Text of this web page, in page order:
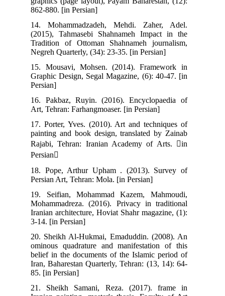
862-880. [in Persian]
14. Mohammadzadeh, Mehdi. Zaher, Adel.
(2015), Tahmasebi Shahnameh Impact in the
Tradition of Ottoman Shahnameh journalism,
Negreh Quarterly, (34): 23-35. [in Persian]
15. Mousavi, Mohsen. (2014). Framework in
Graphic Design, Segal Magazine, (6): 40-47. [in
16. Pakbaz, Ruyin. (2016). Encyclopaedia of
Art, Tehran: Farhangmoaser. [in Persian]
17. Porter, Yves. (2010). Art and techniques of
painting and book design, translated by Zainab
Rajabi, Tehran: Iranian Academy of Arts. in
18. Pope, Arthur Upham . (2013). Survey of
Persian Art, Tehran: Mola. [in Persian]
19. Seifian, Mohammad Kazem, Mahmoudi,
Mohammadreza. (2016). Privacy in traditional
Iranian architecture, Hoviat Shahr magazine, (1):
3-14. [in Persian]
20. Sheikh Al-Hukmai, Emaduddin. (2008). An
ominous quadrature and manifestation of this
belief in the documents of the Islamic period of
Iran, Baharestan Quarterly, Tehran: (13, 14): 64-
85. [in Persian]
21. Sheikh Samani, Reza. (2017). frame in